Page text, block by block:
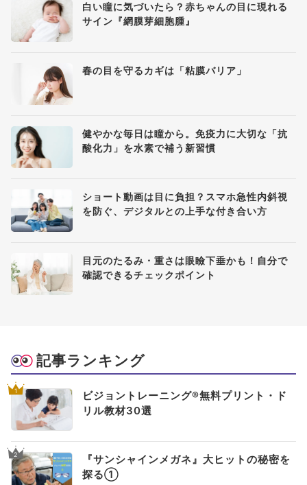
白い瞳に気づいたら？赤ちゃんの目に現れる
サイン『網膜芽細胞腫』
春の目を守るカギは「粘膜バリア」
健やかな毎日は瞳から。免疫力に大切な「抗
酸化力」を水素で補う新習慣
ショート動画は目に負担？スマホ急性内斜視
を防ぐ、デジタルとの上手な付き合い方
目元のたるみ・重さは眼瞼下垂かも！自分で
確認できるチェックポイント
記事ランキング
1
ビジョントレーニング®無料プリント・ド
リル教材30選
2
『サンシャインメガネ』大ヒットの秘密を
探る①